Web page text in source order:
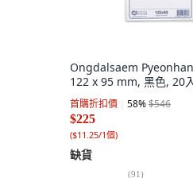
Ongdalsaem
122 x 95 mm, 黑色, 20
首購折扣價 58%$546
$225
($11.25/1個)
缺貨
(91)